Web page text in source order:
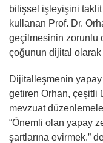
bilişsel işleyişini
kullanan Prof. Dr.
geçilmesinin zorunlu
çoğunun dijital olarak
Dijitalleşmenin
getiren Orhan, çeşitli
mevzuat
“Önemli olan yapay
şartlarına evirmek.”